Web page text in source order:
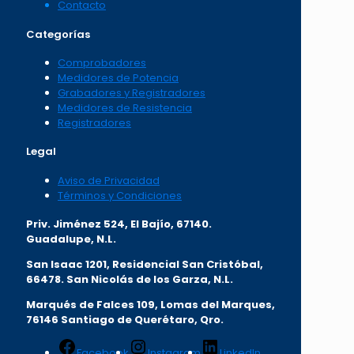
Contacto
Categorías
Comprobadores
Medidores de Potencia
Grabadores y Registradores
Medidores de Resistencia
Registradores
Legal
Aviso de Privacidad
Términos y Condiciones
Priv. Jiménez 524, El Bajío, 67140.
Guadalupe, N.L.
San Isaac 1201, Residencial San Cristóbal,
66478. San Nicolás de los Garza, N.L.
Marqués de Falces 109, Lomas del Marques,
76146 Santiago de Querétaro, Qro.